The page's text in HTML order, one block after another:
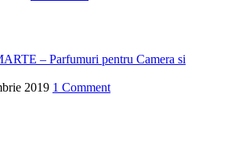
– Parfumuri pentru Camera si
2019 1 Comment